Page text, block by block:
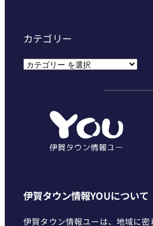
カテゴリー
カ
伊賀タウン情報YOUについて
伊賀タウン情報ユーは、地域に